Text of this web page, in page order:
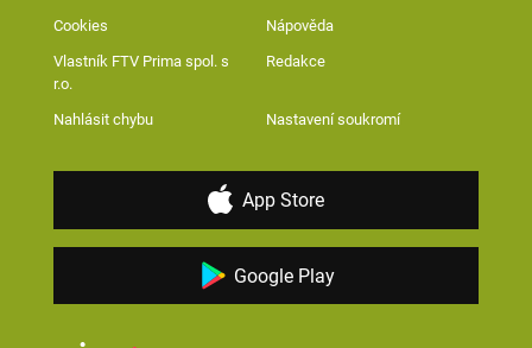
Cookies Nápověda
Vlastník FTV Prima spol. s
r.o.
Redakce
Nahlásit chybu Nastavení soukromí
App Store
Google Play